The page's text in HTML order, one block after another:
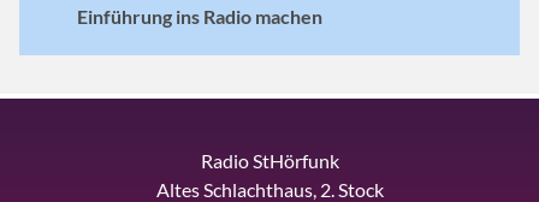
Einführung ins Radio machen
Radio StHörfunk
Altes Schlachthaus, 2. Stock